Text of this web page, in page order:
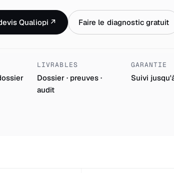
Qualiopi ↗ Faire le diagnostic gratuit
LIVRABLES
Dossier · preuves ·
audit
GARANTIE
Suivi